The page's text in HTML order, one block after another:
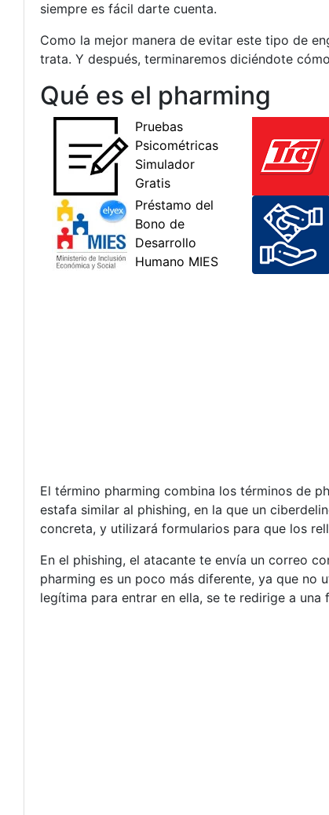
siempre es fácil darte cuenta.
Como la mejor manera de evitar este tipo de
trata. Y después, terminaremos diciéndote
Qué es el pharming
El término pharming combina los términos de
estafa similar al phishing, en la que un
concreta, y utilizará formularios para que los
En el phishing, el atacante te envía un correo
pharming es un poco más diferente, ya que no
legítima para entrar en ella, se te redirige a